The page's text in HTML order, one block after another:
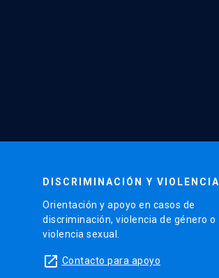
DISCRIMINACIÓN Y VIOLENCIA
Orientación y apoyo en casos de
discriminación, violencia de género o
violencia sexual.
launch Contacto para apoyo